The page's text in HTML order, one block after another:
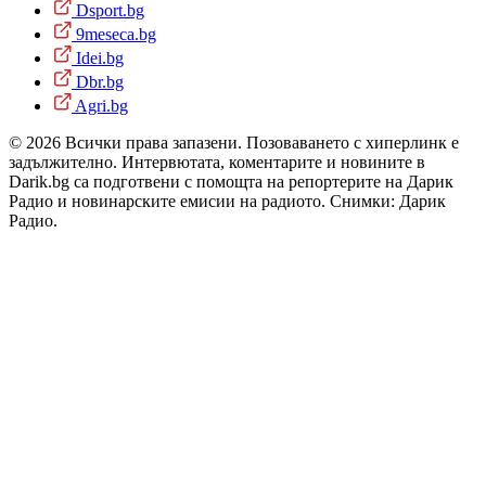
Dsport.bg
9meseca.bg
Idei.bg
Dbr.bg
Agri.bg
© 2026 Всички права запазени. Позоваването с хиперлинк е
задължително. Интервютата, коментарите и новините в
Darik.bg са подготвени с помощта на репортерите на Дарик
Радио и новинарските емисии на радиото. Снимки: Дарик
Радио.